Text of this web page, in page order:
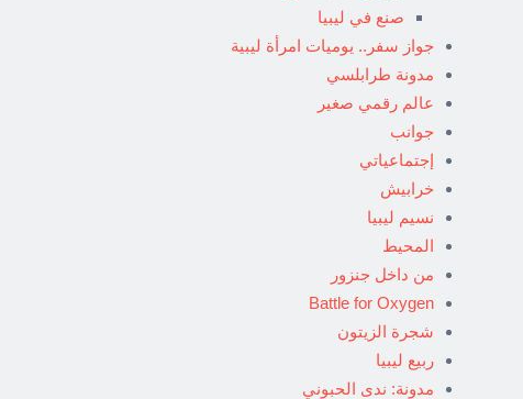
صنع في ليبيا
جواز سفر.. يوميات امرأة ليبية
مدونة طرابلسي
عالم رقمي صغير
جوانب
إجتماعياتي
خرابيش
نسيم ليبيا
المحيط
من داخل جنزور
Battle for Oxygen
شجرة الزيتون
ربيع ليبيا
مدونة: ندى الحبوني